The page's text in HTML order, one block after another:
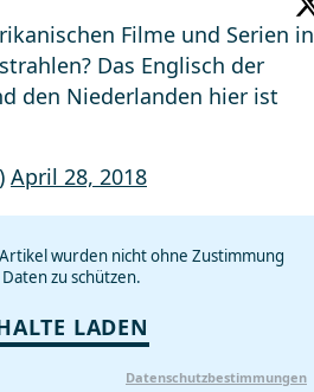
Filme und Serien in
Das Englisch der
den Niederlanden hier ist
April 28, 2018
wurden nicht ohne Zustimmung
zu schützen.
LADEN
Datenschutzbestimmungen